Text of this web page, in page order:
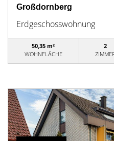
Großdornberg
Erdgeschosswohnung
50,35 m²
WOHNFLÄCHE
2